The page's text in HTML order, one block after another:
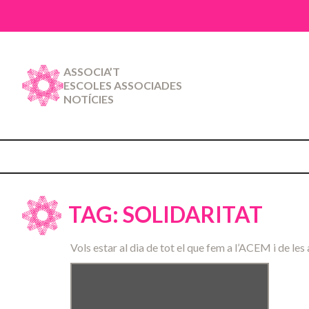
ASSOCIA’T
ESCOLES ASSOCIADES
NOTÍCIES
TAG: SOLIDARITAT
Vols estar al dia de tot el que fem a l’ACEM i de